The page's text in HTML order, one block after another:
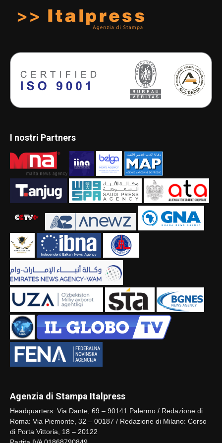
I nostri Partners
Agenzia di Stampa Italpress
Headquarters: Via Dante, 69 – 90141 Palermo / Redazione di
Roma: Via Piemonte, 32 – 00187 / Redazione di Milano: Corso
di Porta Vittoria, 18 – 20122